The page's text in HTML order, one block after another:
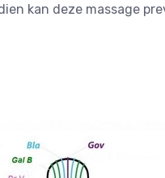
kan deze massage